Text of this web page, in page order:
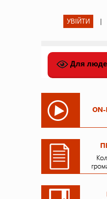
УВІЙТИ
Для